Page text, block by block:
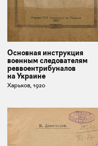
Основная инструкция
военным следователям
реввоентрибуналов
на Украине
Харьков, 1920